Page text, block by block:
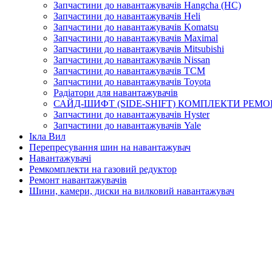
Запчастини до навантажувачів Hangcha (HC)
Запчастини до навантажувачів Heli
Запчастини до навантажувачів Komatsu
Запчастини до навантажувачів Maximal
Запчастини до навантажувачів Mitsubishi
Запчастини до навантажувачів Nissan
Запчастини до навантажувачів TCM
Запчастини до навантажувачів Toyota
Радіатори для навантажувачів
САЙД-ШИФТ (SIDE-SHIFT) КОМПЛЕКТИ
Запчастини до навантажувачів Hyster
Запчастини до навантажувачів Yale
Ікла Вил
Перепресування шин на навантажувач
Навантажувачі
Ремкомплекти на газовий редуктор
Ремонт навантажувачів
Шини, камери, диски на вилковий навантажувач